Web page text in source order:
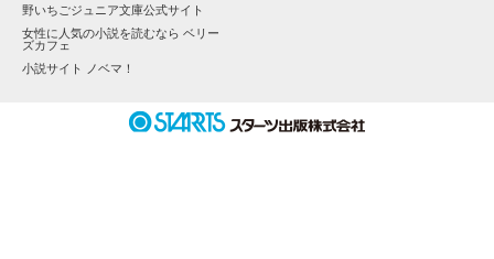
「なぁ、そろそろ俺のこと好きになれよ」
なぜかドキドキが止まらない。
野いちごジュニア文庫公式サイト
女性に人気の小説を読むなら ベリー
ズカフェ
小説サイト ノベマ！